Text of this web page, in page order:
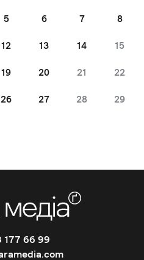
5 6 7 8
12 13 14 15
19 20 21 22
26 27 28 29
177 66 99